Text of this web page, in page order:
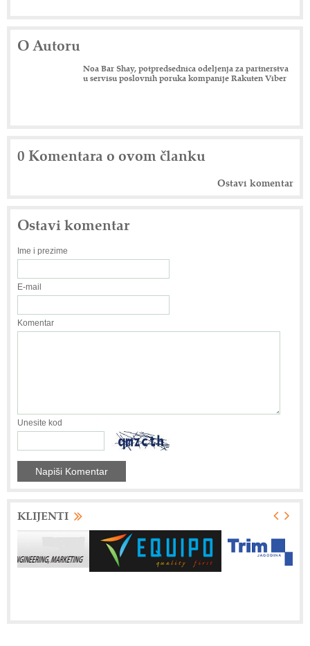
O Autoru
Noa Bar Shay, potpredsednica odeljenja za partnerstva
u servisu poslovnih poruka kompanije Rakuten Viber
0 Komentara o ovom članku
Ostavi komentar
Ostavi komentar
Ime i prezime
E-mail
Komentar
Unesite kod
KLIJENTI